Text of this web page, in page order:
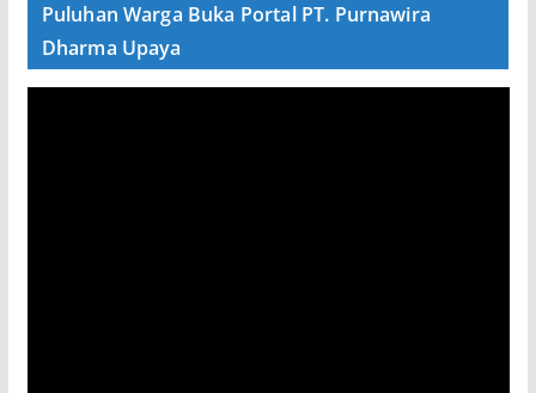
Puluhan Warga Buka Portal PT. Purnawira
Dharma Upaya